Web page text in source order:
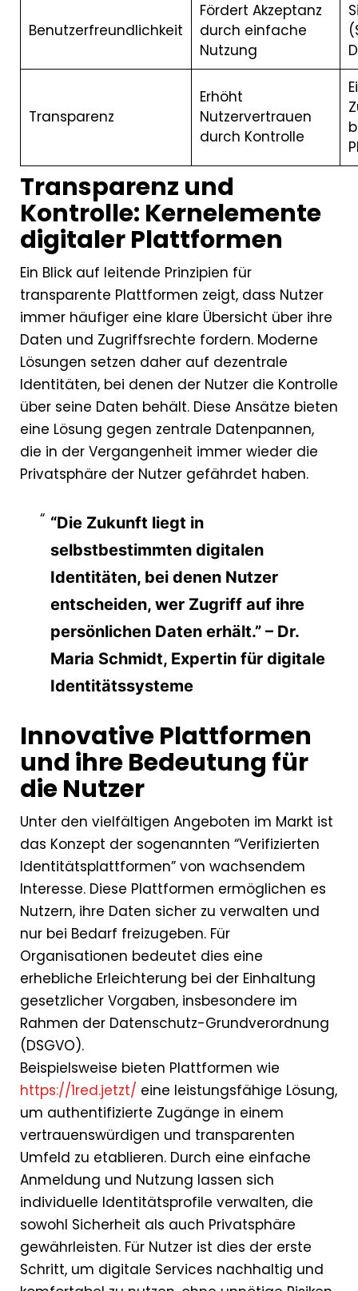
Benutzerfreundlichkeit
Fördert Akzeptanz
durch einfache
Nutzung
Transparenz
Erhöht
Nutzervertrauen
durch Kontrolle
Transparenz und
Kontrolle: Kernelemente
digitaler Plattformen
Ein Blick auf leitende Prinzipien für
transparente Plattformen zeigt, dass Nutzer
immer häufiger eine klare Übersicht über ihre
Daten und Zugriffsrechte fordern. Moderne
Lösungen setzen daher auf dezentrale
Identitäten, bei denen der Nutzer die Kontrolle
über seine Daten behält. Diese Ansätze bieten
eine Lösung gegen zentrale Datenpannen,
die in der Vergangenheit immer wieder die
Privatsphäre der Nutzer gefährdet haben.
“Die Zukunft liegt in
selbstbestimmten digitalen
Identitäten, bei denen Nutzer
entscheiden, wer Zugriff auf ihre
persönlichen Daten erhält.” – Dr.
Maria Schmidt, Expertin für digitale
Identitätssysteme
Innovative Plattformen
und ihre Bedeutung für
die Nutzer
Unter den vielfältigen Angeboten im Markt ist
das Konzept der sogenannten “Verifizierten
Identitätsplattformen” von wachsendem
Interesse. Diese Plattformen ermöglichen es
Nutzern, ihre Daten sicher zu verwalten und
nur bei Bedarf freizugeben. Für
Organisationen bedeutet dies eine
erhebliche Erleichterung bei der Einhaltung
gesetzlicher Vorgaben, insbesondere im
Rahmen der Datenschutz-Grundverordnung
(DSGVO).
Beispielsweise bieten Plattformen wie
https://1red.jetzt/ eine leistungsfähige Lösung,
um authentifizierte Zugänge in einem
vertrauenswürdigen und transparenten
Umfeld zu etablieren. Durch eine einfache
Anmeldung und Nutzung lassen sich
individuelle Identitätsprofile verwalten, die
sowohl Sicherheit als auch Privatsphäre
gewährleisten. Für Nutzer ist dies der erste
Schritt, um digitale Services nachhaltig und